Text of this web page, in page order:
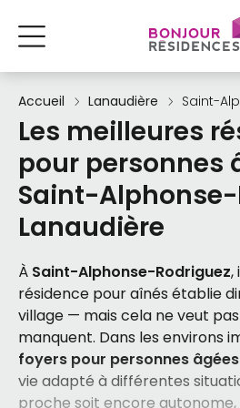
Accueil Lanaudière Saint-
Les meilleures
pour personnes
Saint-Alphonse-
Lanaudière
À Saint-Alphonse-Rodriguez,
résidence pour aînés établie
village — mais cela ne veut
manquent. Dans les environs
foyers pour personnes âgées
vie adapté à différentes
proche soit encore